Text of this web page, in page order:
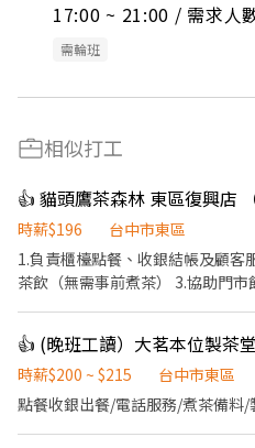
17:00 ~ 21:00 / 需求人
需輪班
相似打工
時薪$196
台中市東區
1.負責櫃檯點餐、收銀結帳及顧客服務 2.依標準流程調製各
茶飲（無需事前煮茶） 3.協助門市飲品外送與簡易交付作業 4.維持
時薪$200 ~ $215
台中市東區
點餐收銀出餐/電話服務/煮茶備料